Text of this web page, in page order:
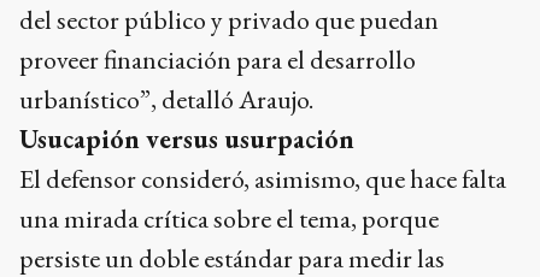
del sector público y privado que puedan
proveer financiación para el desarrollo
urbanístico”, detalló Araujo.
Usucapión versus usurpación
El defensor consideró, asimismo, que hace falta
una mirada crítica sobre el tema, porque
persiste un doble estándar para medir las